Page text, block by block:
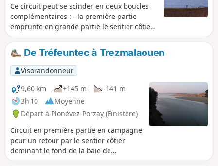
Ce circuit peut se scinder en deux boucles
complémentaires : - la première partie
emprunte en grande partie le sentier côtier
passant par la Pointe de Tréfeuntec. - la
seconde traverse le cordon dunaire pour
rejoindre la Chapelle Sainte-Anne La Palud.
Dans les deux cas, de belles perspectives
sur la Baie de Douarnenez.
De Tréfeuntec à Trezmalaouen
Visorandonneur
9,60 km
+145 m
-141 m
3h 10
Moyenne
Départ à Plonévez-Porzay (Finistère)
Circuit en première partie en campagne
pour un retour par le sentier côtier
dominant le fond de la baie de
Douarnenez.